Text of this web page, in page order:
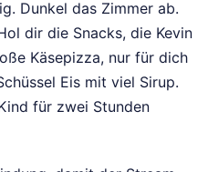
Dunkel das Zimmer ab.
dir die Snacks, die Kevin
Käsepizza, nur für dich
Eis mit viel Sirup.
für zwei Stunden